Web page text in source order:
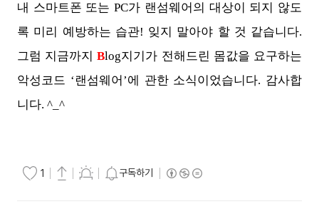
내 스마트폰 또는 PC가 랜섬웨어의 대상이 되지 않도
록 미리 예방하는 습관! 잊지 말아야 할 것 같습니다.
그럼 지금까지Blog지기가 전해드린 몸값을 요구하는
악성코드 ‘랜섬웨어’에 관한 소식이었습니다. 감사합
니다. ^_^
1 구독하기